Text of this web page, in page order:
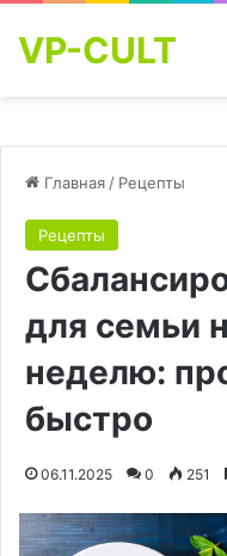
VP-CULT
Главная / Рецепты
Рецепты
для семьи
неделю:
быстро
06.11.2025 0 251